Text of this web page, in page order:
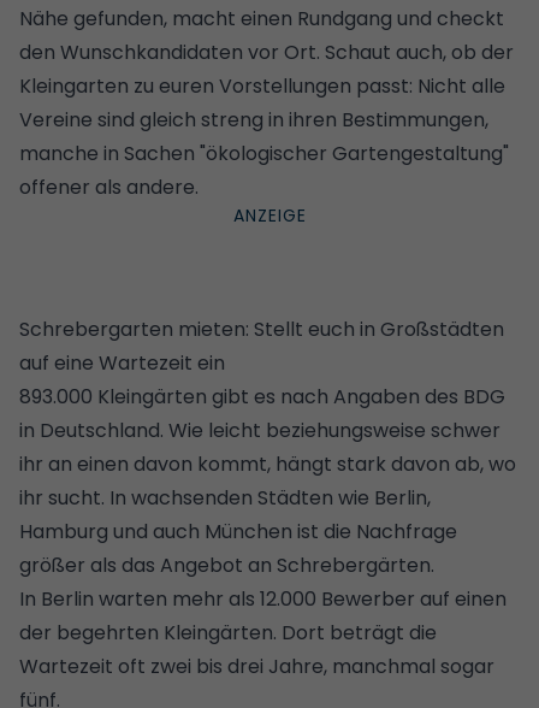
Nähe gefunden, macht einen Rundgang und checkt
den Wunschkandidaten vor Ort. Schaut auch, ob der
Kleingarten zu euren Vorstellungen passt: Nicht alle
Vereine sind gleich streng in ihren Bestimmungen,
manche in Sachen "ökologischer Gartengestaltung"
offener als andere.
Schrebergarten mieten: Stellt euch in Großstädten
auf eine Wartezeit ein
893.000 Kleingärten gibt es nach Angaben des BDG
in Deutschland. Wie leicht beziehungsweise schwer
ihr an einen davon kommt, hängt stark davon ab, wo
ihr sucht. In wachsenden Städten wie Berlin,
Hamburg und auch München ist die Nachfrage
größer als das Angebot an Schrebergärten.
In Berlin warten mehr als 12.000 Bewerber auf einen
der begehrten Kleingärten. Dort beträgt die
Wartezeit oft zwei bis drei Jahre, manchmal sogar
fünf.